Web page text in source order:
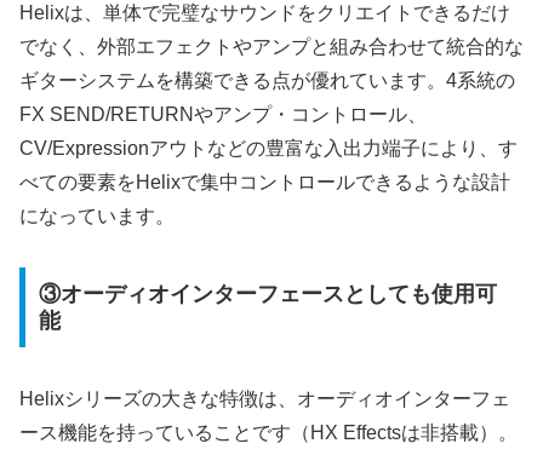
Helixは、単体で完璧なサウンドをクリエイトできるだけ
でなく、外部エフェクトやアンプと組み合わせて統合的な
ギターシステムを構築できる点が優れています。4系統の
FX SEND/RETURNやアンプ・コントロール、
CV/Expressionアウトなどの豊富な入出力端子により、す
べての要素をHelixで集中コントロールできるような設計
になっています。
③オーディオインターフェースとしても使用可
能
Helixシリーズの大きな特徴は、オーディオインターフェ
ース機能を持っていることです（HX Effectsは非搭載）。